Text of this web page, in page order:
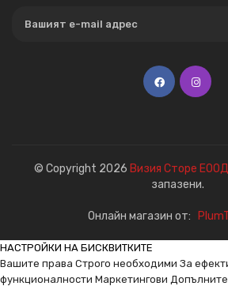
© Copyright 2026 Визия Сторе ЕООД
запазени.
Онлайн магазин от:
НАСТРОЙКИ НА БИСКВИТКИТЕ
Вашите права Строго необходими За
функционалности Маркетингови